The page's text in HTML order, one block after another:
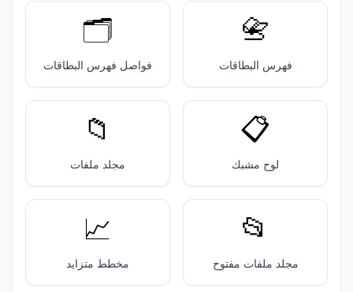
📇
فهرس البطاقات
🗂️
فواصل فهرس البطاقات
📋️
لوح مشبك
📁
مجلد ملفات
📂
مجلد ملفات مفتوح
📈
مخطط متزايد